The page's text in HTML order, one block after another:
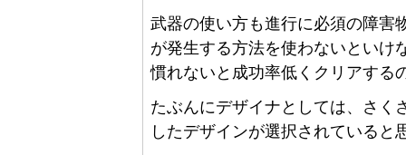
武器の使い方も進行に必須の障害
が発生する方法を使わないといけ
慣れないと成功率低くクリアする
たぶんにデザイナとしては、さく
したデザインが選択されていると